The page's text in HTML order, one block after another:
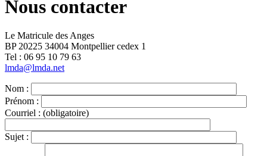
Nous contacter
Le Matricule des Anges
BP 20225 34004 Montpellier cedex 1
Tel : ‭06 95 10 79 63
lmda@lmda.net
Nom :
Prénom :
Courriel : (obligatoire)
Sujet :